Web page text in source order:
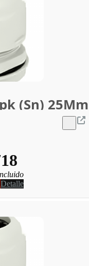
(Sn) 25Mm
Detalle